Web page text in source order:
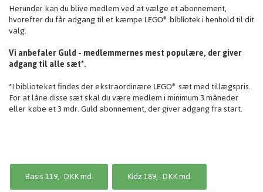
Herunder kan du blive medlem ved at vælge et abonnement,
hvorefter du får adgang til et kæmpe LEGO® bibliotek i henhold til dit
valg.
Vi anbefaler Guld - medlemmernes mest populære, der giver
adgang til alle sæt*.
*I biblioteket findes der ekstraordinære LEGO® sæt med tillægspris.
For at låne disse sæt skal du være medlem i minimum 3 måneder
eller købe et 3 mdr. Guld abonnement, der giver adgang fra start.
Basis 119,- DKK md.
Kidz 189,- DKK md.